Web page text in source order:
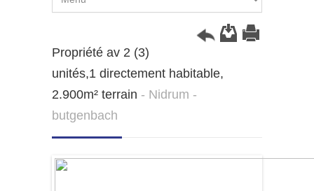
Propriété av 2 (3)
unités,1 directement habitable,
2.900m² terrain - Nidrum -
butgenbach